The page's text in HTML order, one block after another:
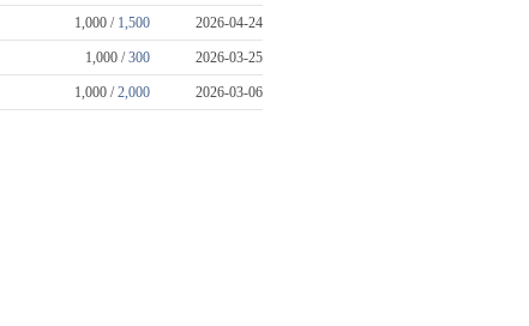
1,000 / 1,500 2026-04-24
1,000 /300 2026-03-25
1,000 /2,000 2026-03-06